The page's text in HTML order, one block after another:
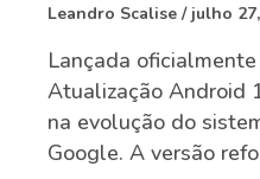
Leandro Scalise julho
Lançada
Atualização Android
na evolução do
Google. A versão